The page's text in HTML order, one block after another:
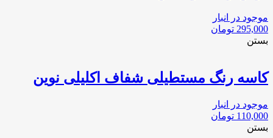
موجود در انبار
295,000 تومان
بستن
کاسه رنگ مستطیلی شفاف اکلیلی نوین
موجود در انبار
110,000 تومان
بستن